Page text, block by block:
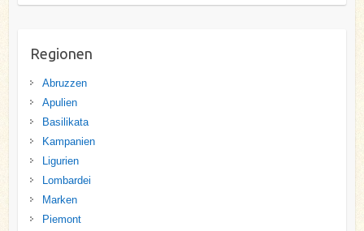
Regionen
Abruzzen
Apulien
Basilikata
Kampanien
Ligurien
Lombardei
Marken
Piemont